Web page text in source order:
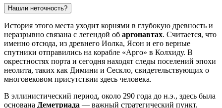
Нашли неточность?
История этого места уходит корнями в глубокую древность и
неразрывно связана с легендой об аргонавтах. Считается, что
именно отсюда, из древнего Иолка, Ясон и его верные
спутники отправились на корабле «Арго» в Колхиду. В
окрестностях порта и сегодня находят следы поселений эпохи
неолита, таких как Димини и Сескло, свидетельствующих о
многовековом присутствии здесь человека.
В эллинистический период, около 290 года до н.э., здесь была
основана Деметриада — важный стратегический пункт,